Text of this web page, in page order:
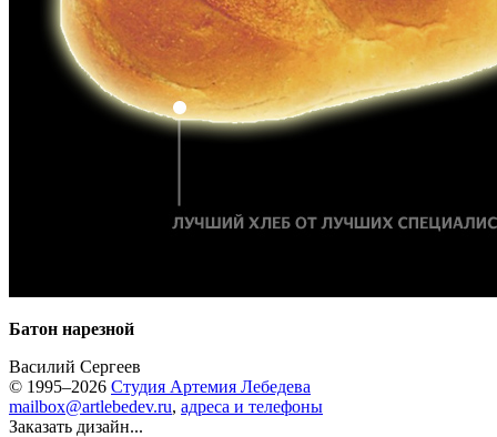
Батон нарезной
Василий Сергеев
© 1995–2026 Студия Артемия Лебедева
mailbox@artlebedev.ru, адреса и телефоны
Заказать дизайн...